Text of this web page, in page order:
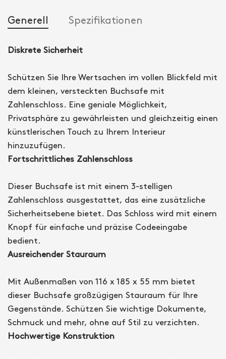
Generell Spezifikationen
Diskrete Sicherheit
Schützen Sie Ihre Wertsachen im vollen Blickfeld mit
dem kleinen, versteckten Buchsafe mit
Zahlenschloss. Eine geniale Möglichkeit,
Privatsphäre zu gewährleisten und gleichzeitig einen
künstlerischen Touch zu Ihrem Interieur
hinzuzufügen.
Fortschrittliches Zahlenschloss
Dieser Buchsafe ist mit einem 3-stelligen
Zahlenschloss ausgestattet, das eine zusätzliche
Sicherheitsebene bietet. Das Schloss wird mit einem
Knopf für einfache und präzise Codeeingabe
bedient.
Ausreichender Stauraum
Mit Außenmaßen von 116 x 185 x 55 mm bietet
dieser Buchsafe großzügigen Stauraum für Ihre
Gegenstände. Schützen Sie wichtige Dokumente,
Schmuck und mehr, ohne auf Stil zu verzichten.
Hochwertige Konstruktion